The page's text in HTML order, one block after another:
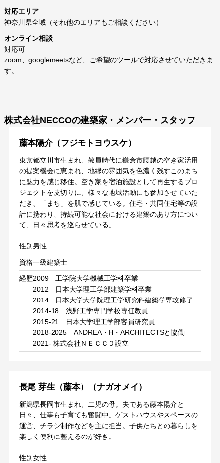
対応エリア
神奈川県全域（それ他のエリアもご相談ください）
オンライン相談
対応可
zoom、googlemeetsなど、ご希望のツールで対応させていただきま
す。
株式会社NECCOの建築家・メンバー・スタッフ
藤本陽介（フジモトヨウスケ）
東京都立川市生まれ。教員時代に鎌倉市腰越の空き家活用
の提案機会に恵まれ、地縁の雰囲気を色濃く残すこのまち
に魅力を感じ移住。空き家を宿泊施設として再生するプロ
ジェクトを皮切りに、様々な地域活動にも参加させていた
だき、「まち」を肌で感じている。住宅・共同住宅等の設
計に携わり、持続可能な社会における建築のあり方につい
て、日々思考を巡らせている。
性別 男性
資格一級建築士
経歴2009 工学院大学機械工学科卒業
​2012 日本大学理工学部建築学科卒業
2014 日本大学大学院理工学研究科建築学専攻修了
2014-18 浅野工学専門学校専任教員
2015-21 日本大学理工学部客員研究員
2018-2025 ANDREA・H・ARCHITECTSと協働
2021- 株式会社ＮＥＣＣＯ設立
​長尾 芽生（藤本）（ナガオメイ）
新潟県長岡市生まれ。二児の母。夫である藤本陽介と
日々、仕事も子育ても奮闘中。ゲストハウスやスペースの
運営、チラシ制作などを主に担当。子供たちとの暮らしを
楽しく便利に整えるのが好き。
性別女性